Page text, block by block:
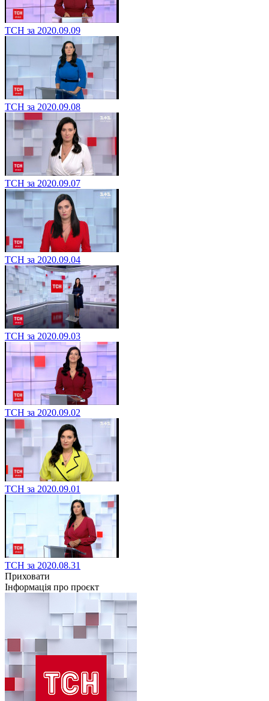
ТСН за 2020.09.09
ТСН за 2020.09.08
ТСН за 2020.09.07
ТСН за 2020.09.04
ТСН за 2020.09.03
ТСН за 2020.09.02
ТСН за 2020.09.01
ТСН за 2020.08.31
Приховати
Інформація про проєкт